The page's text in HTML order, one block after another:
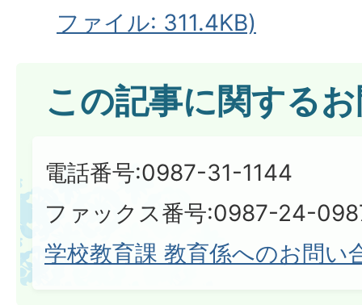
ファイル: 311.4KB)
この記事に関する
電話番号:0987-31-1144
ファックス番号:0987-24-
学校教育課 教育係へのお問い